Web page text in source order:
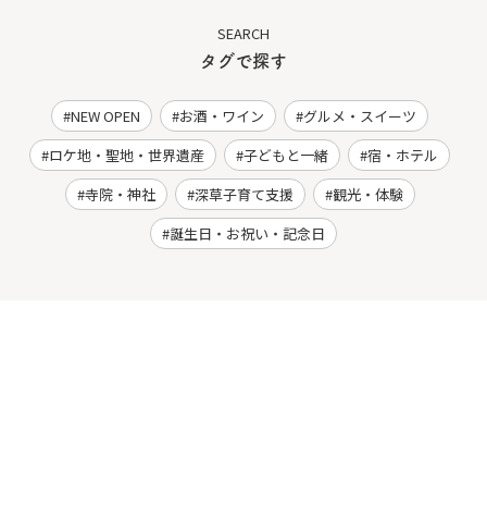
SEARCH
タグで探す
NEW OPEN お酒・ワイン
グルメ・スイーツ
ロケ地・聖地・世界遺産
子どもと一緒
宿・ホテル
寺院・神社
深草子育て支援
観光・体験
誕生日・お祝い・記念日